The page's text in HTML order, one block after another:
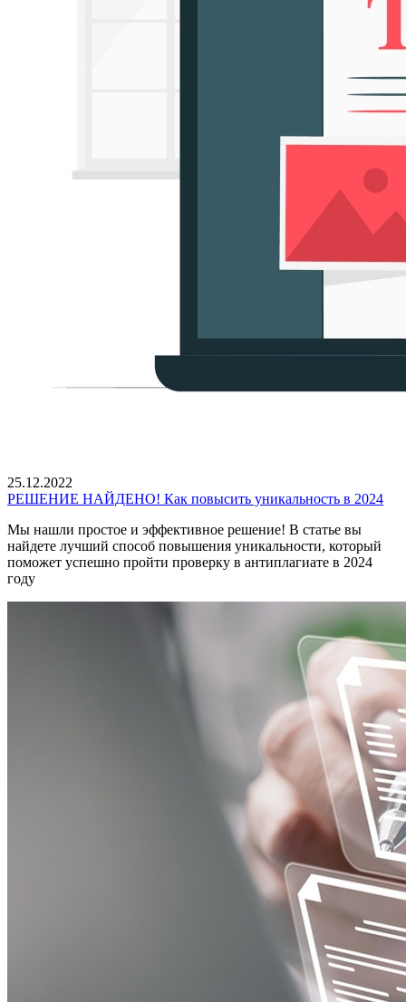
25.12.2022
РЕШЕНИЕ НАЙДЕНО! Как повысить уникальность в 2024
Мы нашли простое и эффективное решение! В статье вы
найдете лучший способ повышения уникальности, который
поможет успешно пройти проверку в антиплагиате в 2024
году